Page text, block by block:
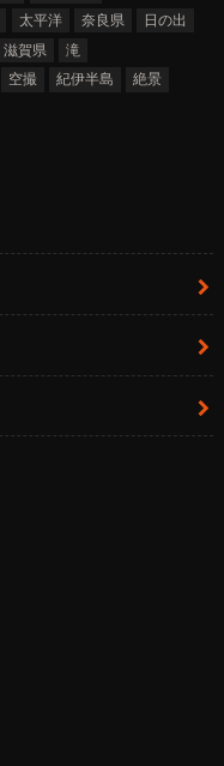
太平洋 奈良県
日の出
滋賀県
滝
空撮 紀伊半島
絶景